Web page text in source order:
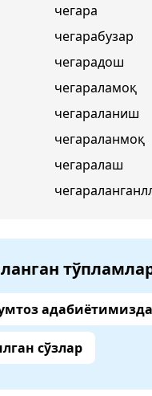
чегара
чегарабузар
чегарадош
чегараламоқ
чегараланиш
чегараланмоқ
чегаралаш
сўзлар